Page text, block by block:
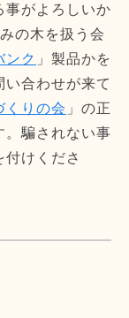
事がよろしいか
の木を扱う会
ンク 」製品かを
合わせが来て
くりの会 」の正
。騙されない事
けくださ